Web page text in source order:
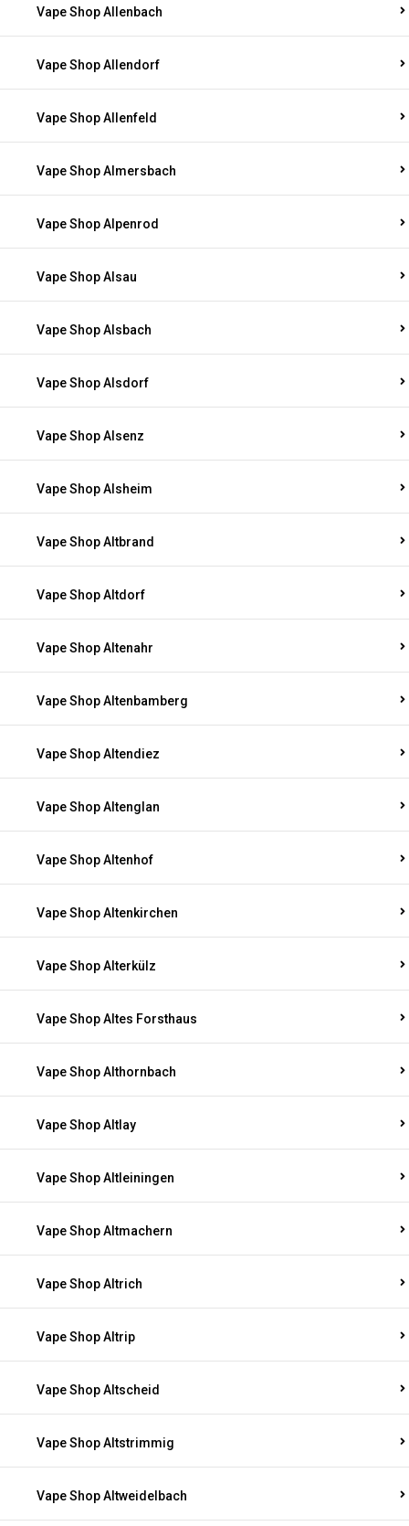
Vape Shop Allenbach
Vape Shop Allendorf
Vape Shop Allenfeld
Vape Shop Almersbach
Vape Shop Alpenrod
Vape Shop Alsau
Vape Shop Alsbach
Vape Shop Alsdorf
Vape Shop Alsenz
Vape Shop Alsheim
Vape Shop Altbrand
Vape Shop Altdorf
Vape Shop Altenahr
Vape Shop Altenbamberg
Vape Shop Altendiez
Vape Shop Altenglan
Vape Shop Altenhof
Vape Shop Altenkirchen
Vape Shop Alterkülz
Vape Shop Altes Forsthaus
Vape Shop Althornbach
Vape Shop Altlay
Vape Shop Altleiningen
Vape Shop Altmachern
Vape Shop Altrich
Vape Shop Altrip
Vape Shop Altscheid
Vape Shop Altstrimmig
Vape Shop Altweidelbach